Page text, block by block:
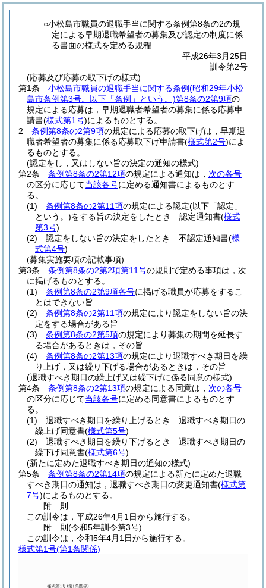
○小松島市職員の退職手当に関する条例第8条の2の規
定による早期退職希望者の募集及び認定の制度に係
る書面の様式を定める規程
平成26年3月25日
訓令第2号
(応募及び応募の取下げの様式)
第1条
小松島市職員の退職手当に関する条例(昭和29年小松
島市条例第3号。以下「条例」という。)第8条の2第9項の
規定による応募は，早期退職者希望者の募集に係る応募申
請書(様式第1号)によるものとする。
2
条例第8条の2第9項の規定による応募の取下げは，早期退
職者希望者の募集に係る応募取下げ申請書(様式第2号)によ
るものとする。
(認定をし，又はしない旨の決定の通知の様式)
第2条
条例第8条の2第12項の規定による通知は， 次の各号
の区分に応じて当該各号に定める通知書によるものとす
る。
(1)
条例第8条の2第11項の規定による認定(以下「認定」
という。)をする旨の決定をしたとき 認定通知書(様式
第3号)
(2)
認定をしない旨の決定をしたとき 不認定通知書(様
式第4号)
(募集実施要項の記載事項)
第3条
条例第8条の2第2項第11号の規則で定める事項は，次
に掲げるものとする。
(1)
条例第8条の2第9項各号に掲げる職員が応募をするこ
とはできない旨
(2)
条例第8条の2第11項の規定により認定をしない旨の決
定をする場合がある旨
(3)
条例第8条の2第5項の規定により募集の期間を延長す
る場合があるときは，その旨
(4)
条例第8条の2第13項の規定により退職すべき期日を繰
り上げ，又は繰り下げる場合があるときは，その旨
(退職すべき期日の繰上げ又は繰下げに係る同意の様式)
第4条
条例第8条の2第13項の規定による同意は， 次の各号
の区分に応じて当該各号に定める同意書によるものとす
る。
(1)
退職すべき期日を繰り上げるとき 退職すべき期日の
繰上げ同意書(様式第5号)
(2)
退職すべき期日を繰り下げるとき 退職すべき期日の
繰下げ同意書(様式第6号)
(新たに定めた退職すべき期日の通知の様式)
第5条
条例第8条の2第14項の規定による新たに定めた退職
すべき期日の通知は，退職すべき期日の変更通知書(様式第
7号)によるものとする。
附 則
この訓令は，平成26年4月1日から施行する。
附 則(令和5年訓令第3号)
この訓令は，令和5年4月1日から施行する。
様式第1号(第1条関係)